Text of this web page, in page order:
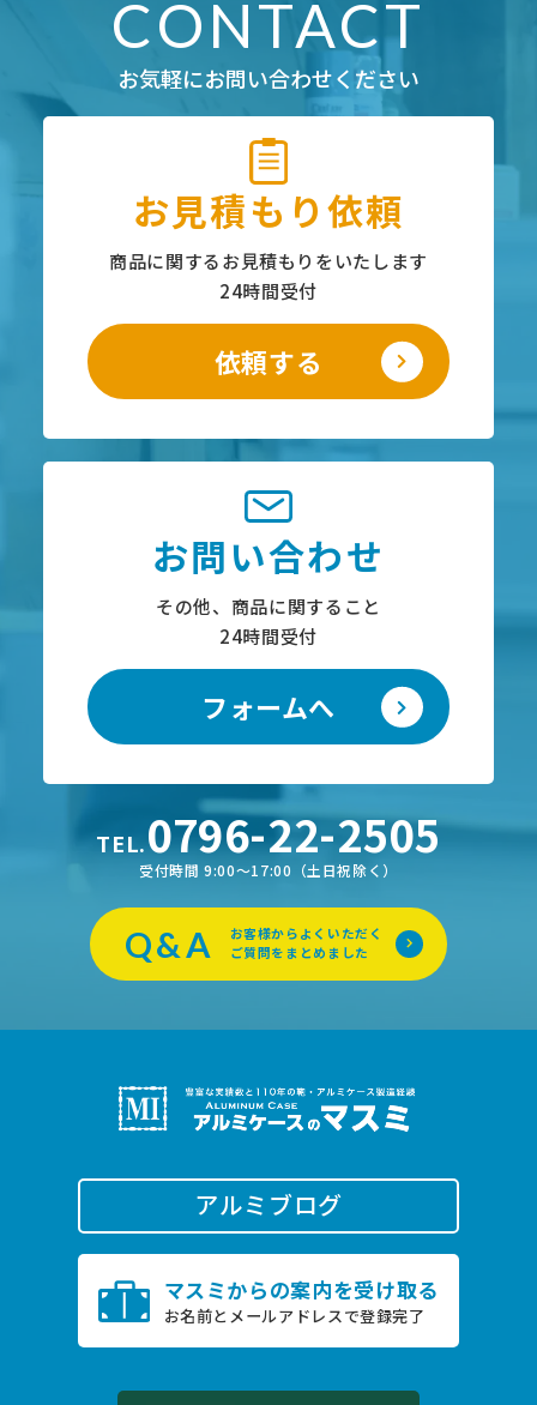
TEL. 0796-22-2505
受付時間 9:00〜17:00（土日祝除く）
24時間受付
こちら
CONTACT
お気軽にお問い合わせください
お見積もり依頼
商品に関するお見積もりをいたします
24時間受付
依頼する
お問い合わせ
その他、商品に関すること
24時間受付
フォームへ
TEL.0796-22-2505
受付時間 9:00〜17:00（土日祝除く）
Q&A
お客様からよくいただく
ご質問をまとめました
アルミブログ
マスミからの案内を受け取る
お名前とメールアドレスで登録完了